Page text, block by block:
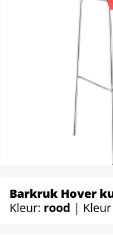
Barkruk Hover
Kleur: rood |